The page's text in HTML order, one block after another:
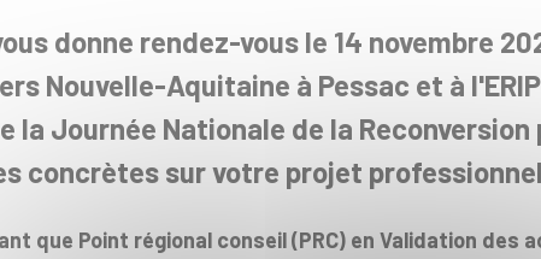
donne rendez-vous le 14 novembre
Nouvelle-Aquitaine à Pessac et à
la Journée Nationale de la
concrètes sur votre projet
que Point régional conseil (PRC) en Validation des